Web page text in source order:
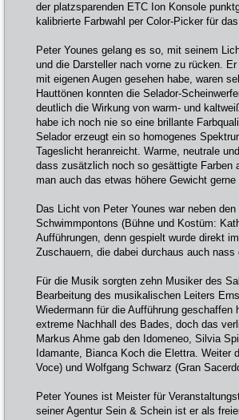
der platzsparenden ETC Ion Konsole
kalibrierte Farbwahl per Color-Picker für
Peter Younes gelang es so, mit seinem
und die Darsteller nach vorne zu rücken.
mit eigenen Augen gesehen habe, waren
Hauttönen konnten die Selador-
deutlich die Wirkung von warm- und
habe ich noch nie so eine brillante
Selador erzeugt ein so homogenes
Tageslicht heranreicht. Warme, neutrale
dass zusätzlich noch so gesättigte Farben
man auch das etwas höhere Gewicht
Das Licht von Peter Younes war neben
Schwimmpontons (Bühne und Kostüm:
Aufführungen, denn gespielt wurde direkt
Zuschauern, die dabei durchaus auch nass
Für die Musik sorgten zehn Musiker des
Bearbeitung des musikalischen Leiters
Wiedermann für die Aufführung
extreme Nachhall des Bades, doch das
Markus Ahme gab den Idomeneo, Silvia
Idamante, Bianca Koch die Elettra. Weiter
Voce) und Wolfgang Schwarz (Gran
Peter Younes ist Meister für
seiner Agentur Sein & Schein ist er als